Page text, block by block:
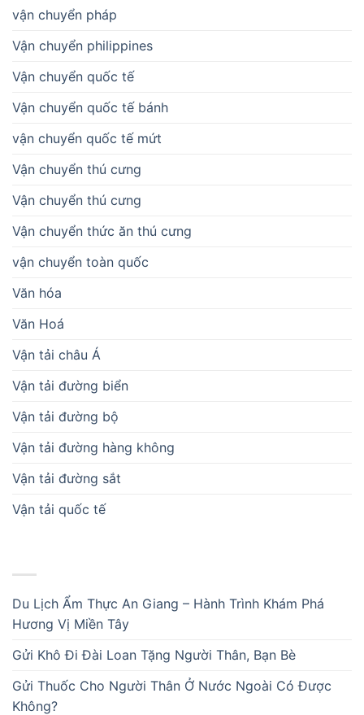
vận chuyển pháp
Vận chuyển philippines
Vận chuyển quốc tế
Vận chuyển quốc tế bánh
vận chuyển quốc tế mứt
Vận chuyển thú cưng
Vận chuyển thú cưng
Vận chuyển thức ăn thú cưng
vận chuyển toàn quốc
Văn hóa
Văn Hoá
Vận tải châu Á
Vận tải đường biển
Vận tải đường bộ
Vận tải đường hàng không
Vận tải đường sắt
Vận tải quốc tế
Du Lịch Ẩm Thực An Giang – Hành Trình Khám Phá
Hương Vị Miền Tây
Gửi Khô Đi Đài Loan Tặng Người Thân, Bạn Bè
Gửi Thuốc Cho Người Thân Ở Nước Ngoài Có Được
Không?